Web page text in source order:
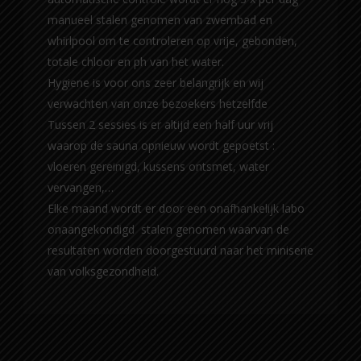
manueel stalen genomen van zwembad en
whirlpool om te controleren op vrije, gebonden,
totale chloor en ph van het water.
Hygiene is voor ons zeer belangrijk en wij
verwachten van onze bezoekers hetzelfde
Tussen 2 sessies is er altijd een half uur vrij
waarop de sauna opnieuw wordt gepoetst :
vloeren gereinigd, kussens ontsmet, water
vervangen,…
Elke maand wordt er door een onafhankelijk labo
onaangekondigd stalen genomen waarvan de
resultaten worden doorgestuurd naar het miniserie
van volksgezondheid.